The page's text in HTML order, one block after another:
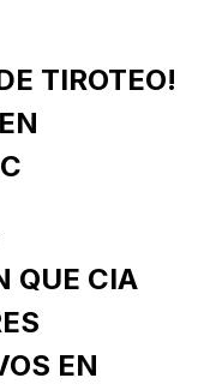
TIROTEO!
QUE CIA
EN